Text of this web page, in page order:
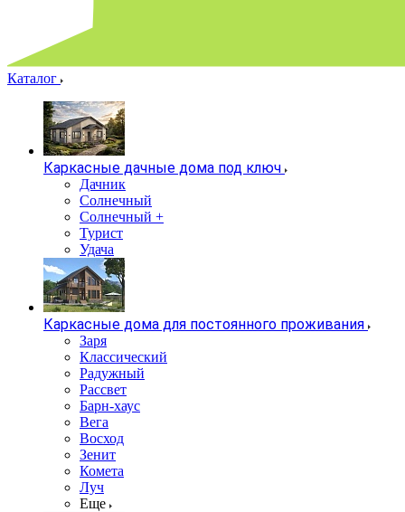
Каталог
Каркасные дачные дома под ключ
Дачник
Солнечный
Солнечный +
Турист
Удача
Каркасные дома для постоянного проживания
Заря
Классический
Радужный
Рассвет
Барн-хаус
Вега
Восход
Зенит
Комета
Луч
Еще